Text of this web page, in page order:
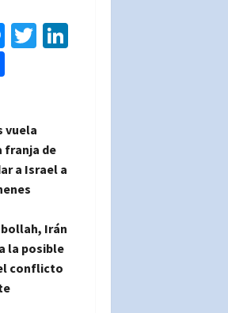
Messenger
Twitter
vuela
franja de
a Israel a
Irán
la posible
conflicto